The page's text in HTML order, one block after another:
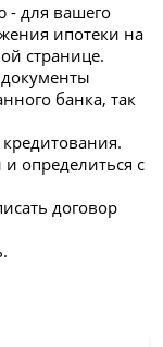
- для вашего
ипотеки на
странице.
банка, так
определиться с
договор